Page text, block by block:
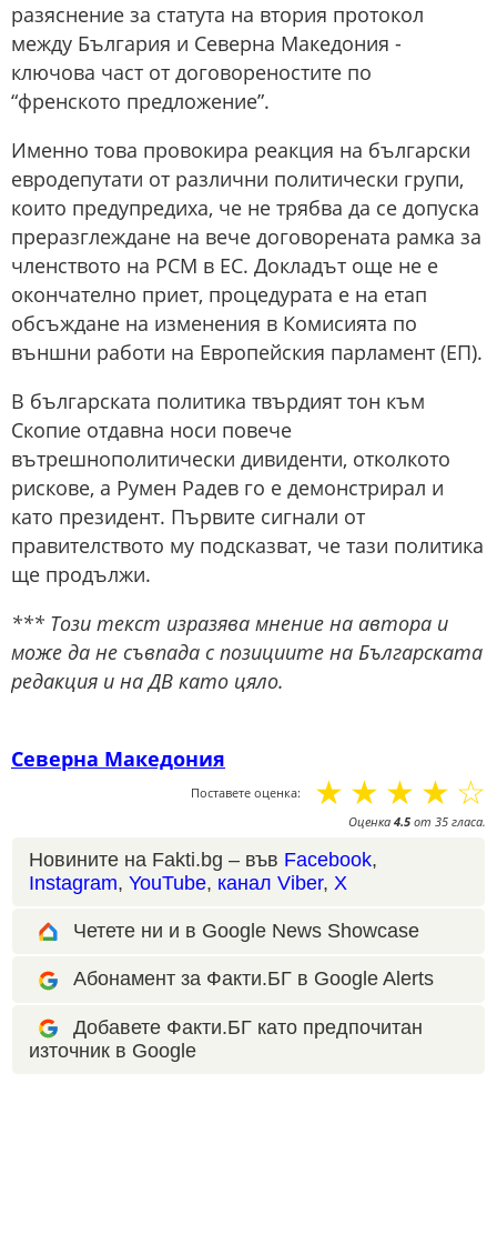
разяснение за статута на втория протокол
между България и Северна Македония -
ключова част от договореностите по
“френското предложение”.
Именно това провокира реакция на български
евродепутати от различни политически групи,
които предупредиха, че не трябва да се допуска
преразглеждане на вече договорената рамка за
членството на РСМ в ЕС. Докладът още не е
окончателно приет, процедурата е на етап
обсъждане на изменения в Комисията по
външни работи на Европейския парламент (ЕП).
В българската политика твърдият тон към
Скопие отдавна носи повече
вътрешнополитически дивиденти, отколкото
рискове, а Румен Радев го е демонстрирал и
като президент. Първите сигнали от
правителството му подсказват, че тази политика
ще продължи.
*** Този текст изразява мнение на автора и
може да не съвпада с позициите на Българската
редакция и на ДВ като цяло.
Северна Македония
Поставете оценка: ☆
☆
☆
☆
☆
Оценка 4.5 от 35 гласа.
Новините на Fakti.bg – във Facebook,
Instagram, YouTube, канал Viber, X
Четете ни и в Google News Showcase
Абонамент за Факти.БГ в Google Alerts
Добавете Факти.БГ като предпочитан
източник в Google